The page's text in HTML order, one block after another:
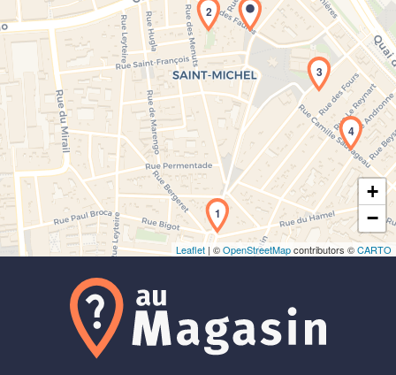
Chargement de la carte en cours...
1
2
3
4
+
−
Leaflet | ©OpenStreetMapcontributors ©CARTO